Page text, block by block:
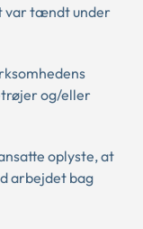
var tændt under
og/eller
oplyste, at
arbejdet bag